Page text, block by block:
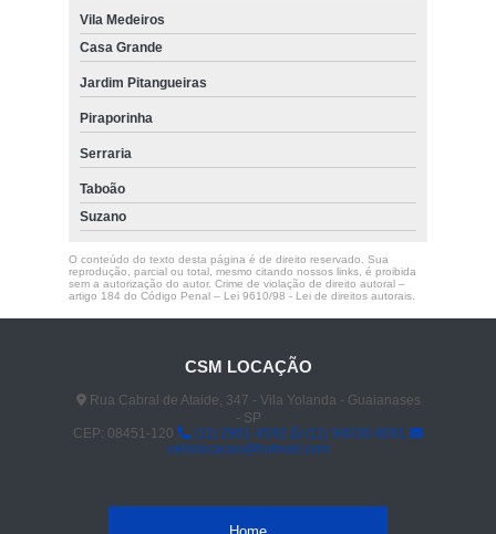
Vila Medeiros
Casa Grande
Jardim Pitangueiras
Piraporinha
Serraria
Taboão
Suzano
O conteúdo do texto desta página é de direito reservado. Sua
reprodução, parcial ou total, mesmo citando nossos links, é proibida
sem a autorização do autor. Crime de violação de direito autoral –
artigo 184 do Código Penal – Lei 9610/98 - Lei de direitos autorais.
CSM LOCAÇÃO
Rua Cabral de Ataide, 347 - Vila Yolanda - Guaianases
- SP
CEP: 08451-120
(11) 2961-4592
(11) 94030-8081
celiolocacao@hotmail.com